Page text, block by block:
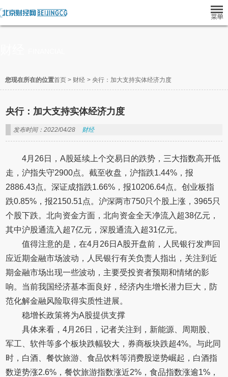
您现在所在的位置首页 > 财经 > 央行：加大支持实体经济力度
央行：加大支持实体经济力度
发布时间：2022/04/28 财经
4月26日，A股延续上个交易日的跌势，三大指数高开低
走，沪指失守2900点。截至收盘，沪指跌1.44%，报
2886.43点。深证成指跌1.66%，报10206.64点。创业板指
跌0.85%，报2150.51点。沪深两市750只个股上涨，3965只
个股下跌。北向资金方面，北向资金全天净流入超38亿元，
其中沪股通流入超7亿元，深股通流入超31亿元。
值得注意的是，在4月26日A股开盘前，人民银行发声回
应近期金融市场波动，人民银行有关负责人指出，关注到近
期金融市场出现一些波动，主要受投资者预期和情绪的影
响。当前我国经济基本面良好，经济内生增长潜力巨大，防
范化解金融风险取得实质性进展。
稳增长政策将为A股提供支撑
具体来看，4月26日，记者关注到，新能源、周期股、
军工、软件等多个板块跌幅较大，券商板块跌超4%。与此同
时，白酒、餐饮旅游、食品饮料等消费股逆势崛起，白酒指
数逆势涨2.6%，餐饮旅游指数涨近2%，食品指数涨逾1%，